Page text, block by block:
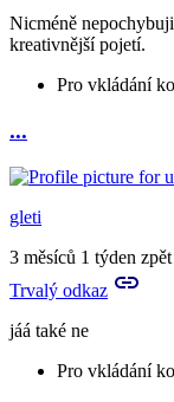
Nicméně
kreativnější pojetí.
Pro vkládání
In
reply
to
Prosím
tě
a
mi
by
...
gleti
3 měsíců 1 týden zpět
Trvalý odkaz
jáá také ne
Pro vkládání